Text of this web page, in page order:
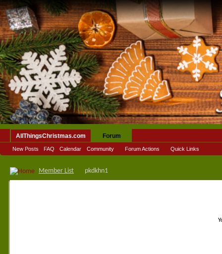
AllThingsChristmas.com Forum
New Posts FAQ Calendar Community Forum Actions Quick Links
Member List pkdkhn1